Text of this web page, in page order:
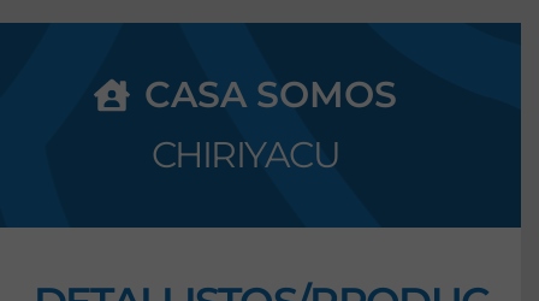
CASA SOMOS
CHIRIYACU